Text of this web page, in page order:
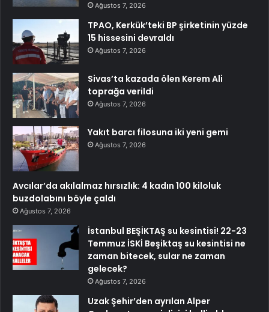
Ağustos 7, 2026
TPAO, Kerkük’teki BP şirketinin yüzde
15 hissesini devraldı
Ağustos 7, 2026
Sivas’ta kazada ölen Kerem Ali
toprağa verildi
Ağustos 7, 2026
Yakıt barcı filosuna iki yeni gemi
Ağustos 7, 2026
Avcılar’da akılalmaz hırsızlık: 4 kadın 100 kiloluk
buzdolabını böyle çaldı
Ağustos 7, 2026
İstanbul BEŞİKTAŞ su kesintisi! 22-23
Temmuz İSKİ Beşiktaş su kesintisi ne
zaman bitecek, sular ne zaman
gelecek?
Ağustos 7, 2026
Uzak Şehir’den ayrılan Alper